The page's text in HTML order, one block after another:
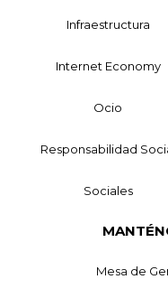
Infraestructura
Internet Economy
Ocio
Responsabilidad
Sociales
Mesa de